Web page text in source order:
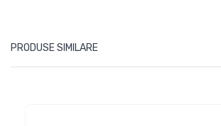
PRODUSE SIMILARE